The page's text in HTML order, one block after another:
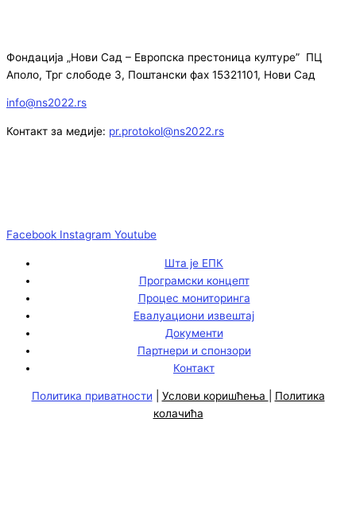
Фондација „Нови Сад – Европска престоница културе” ПЦ
Аполо, Трг слободе 3, Поштански фах 15321101, Нови Сад
info@ns2022.rs
Контакт за медије: pr.protokol@ns2022.rs
Facebook Instagram Youtube
Шта је ЕПК
Програмски концепт
Процес мониторинга
Евалуациони извештај
Документи
Партнери и спонзори
Контакт
Политика приватности Услови коришћења
Политика
колачића